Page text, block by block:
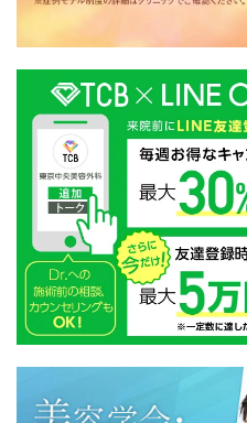
・医療サービスの提供に関
及び研究機関との連携のた
・サービス向上を目的とし
療関連商品に関する患者様
これに付随する諸対応のた
・Cookie等の技術を用い
関する情報の収集、分析
・閲覧記録等から趣味・
の広告に利用するため
・お問い合わせ又はご意見
め
・患者様のサービス利用状
・広告、宣伝、マーケティ